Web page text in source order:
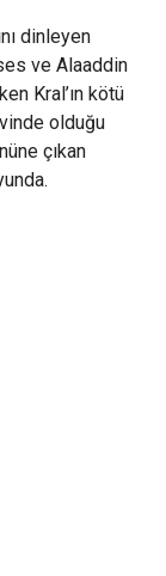
dinleyen
ve Alaaddin
Kral’ın kötü
olduğu
çıkan